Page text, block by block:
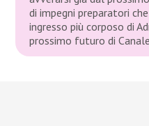
di impegni preparatori
ingresso più corposo di
prossimo futuro di